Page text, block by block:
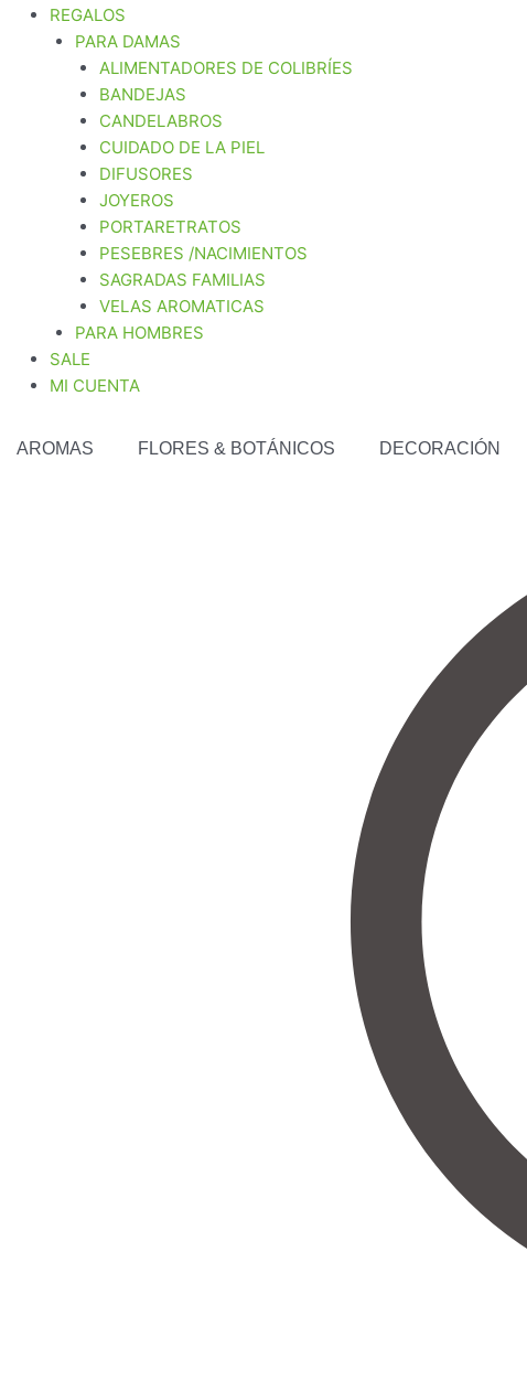
REGALOS
PARA DAMAS
ALIMENTADORES DE COLIBRÍES
BANDEJAS
CANDELABROS
CUIDADO DE LA PIEL
DIFUSORES
JOYEROS
PORTARETRATOS
PESEBRES /NACIMIENTOS
SAGRADAS FAMILIAS
VELAS AROMATICAS
PARA HOMBRES
SALE
MI CUENTA
AROMAS FLORES & BOTÁNICOS DECORACIÓN